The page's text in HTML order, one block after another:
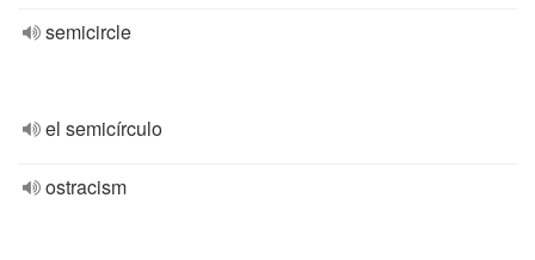
semicircle
el semicírculo
ostracism